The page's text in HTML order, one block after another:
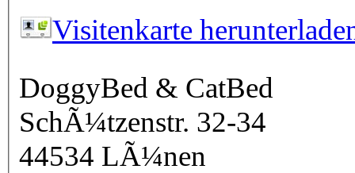
Visitenkarte
DoggyBed & CatBed
SchÃ¼tzenstr. 32-34
44534 LÃ¼nen